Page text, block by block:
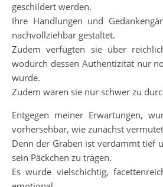
geschildert werden.
Ihre Handlungen und
nachvollziehbar gestaltet.
Zudem verfügten sie über
wodurch dessen Authentizität nur
wurde.
Zudem waren sie nur schwer zu
Entgegen meiner Erwartungen,
vorhersehbar, wie zunächst
Denn der Graben ist verdammt tief
sein Päckchen zu tragen.
Es wurde vielschichtig,